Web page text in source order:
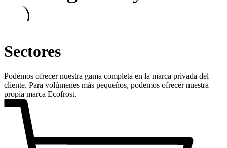
Sectores
Podemos ofrecer nuestra gama completa en la marca privada del
cliente. Para volúmenes más pequeños, podemos ofrecer nuestra
propia marca Ecofrost.